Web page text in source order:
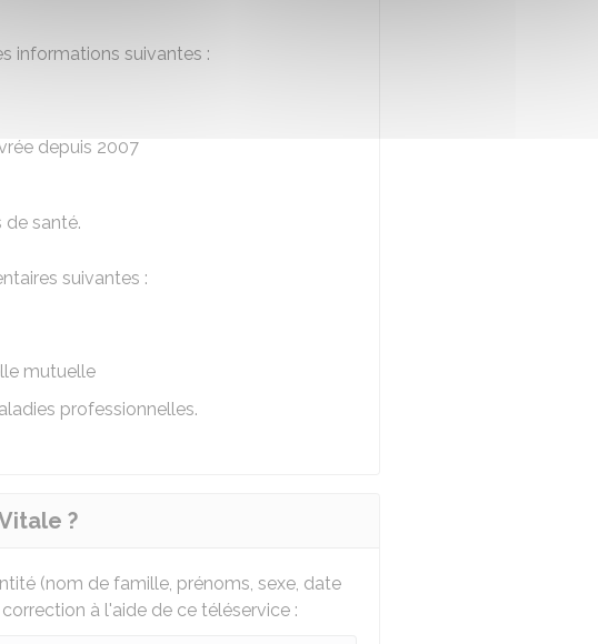
informations suivantes :
depuis 2007
de santé.
suivantes :
mutuelle
professionnelles.
?
(nom de famille, prénoms, sexe, date
à l'aide de ce téléservice :